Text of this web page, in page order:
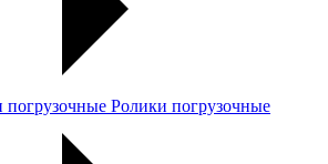
Ролики погрузочные